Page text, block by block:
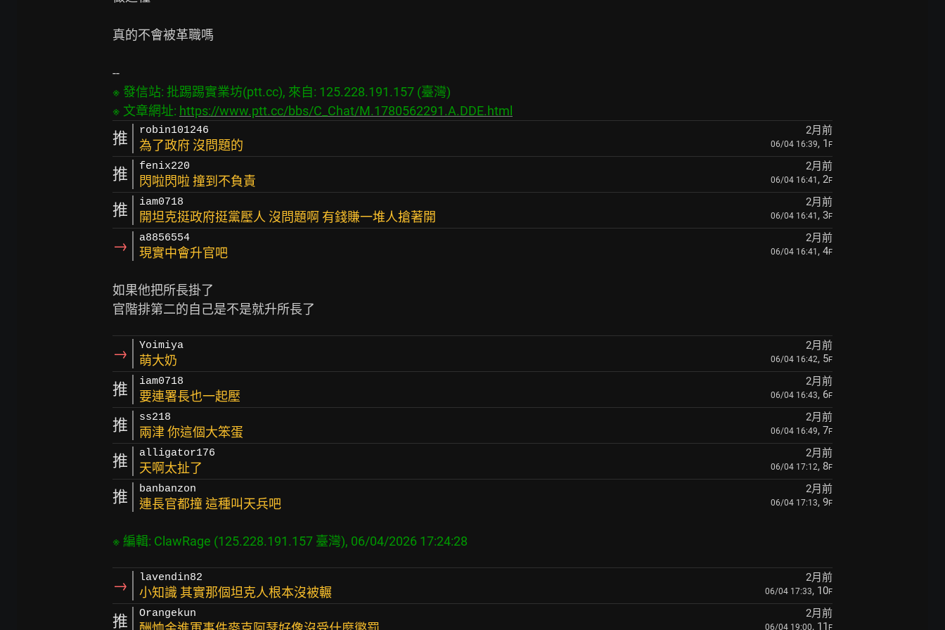
真的不會被革職嗎
※ 發信站: 批踢踢實業坊(ptt.cc), 來自: 125.228.191.157 (臺灣)
※ 文章網址: https://www.ptt.cc/bbs/C_Chat/M.1780562291.A.DDE.html
推 robin101246 2月前
為了政府 沒問題的 06/04 16:39, 1 F
推 fenix220 2月前
閃啦閃啦 撞到不負責 06/04 16:41 , 2F
推 iam0718 2月前
開坦克挺政府挺黨壓人 沒問題啊 有錢賺一堆人搶著開 06/04 16:41 , 3F
→ a8856554 2月前
現實中會升官吧 06/04 16:41 , 4F
如果他把所長掛了
→ Yoimiya 2月前
萌大奶 06/04 16:42, 5F
推 iam0718 2月前
要連署長也一起壓 06/04 16:43, 6F
推 ss218 2月前
兩津 你這個大笨蛋 06/04 16:49, 7F
推 alligator176 2月前
天啊太扯了 06/04 17:12, 8F
推 banbanzon 2月前
連長官都撞 這種叫天兵吧 06/04 17:13, 9F
→ lavendin82 2月前
小知識 其實那個坦克人根本沒被輾 06/04 17:33, 10F
推 Orangekun 2月前
06/04 19:00, 11 F